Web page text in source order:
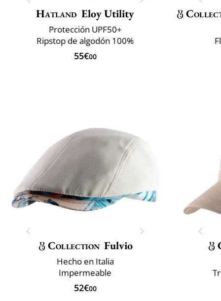
Hatland Eloy Utility
Protección UPF50+
Ripstop de algodón 100%
55€00
Collection Fulvio
Hecho en Italia
Impermeable
52€00